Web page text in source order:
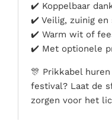
✔️ Koppelbaar
✔️ Veilig, zuinig en
✔️ Warm wit of
✔️ Met optionele
🎊 Prikkabel
festival? Laat de
zorgen voor het